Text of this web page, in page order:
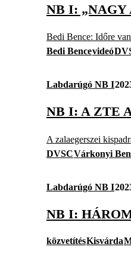
NB I: „NAGY
Bedi Bence: Időre
Bedi Bencevideó
Labdarúgó NB I
NB I: A ZTE
A zalaegerszei
DVSCVárkonyi
Labdarúgó NB I
NB I:
közvetítésKisvárda